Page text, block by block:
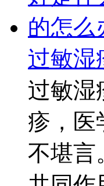
过敏湿
过敏湿
疹，医
不堪言